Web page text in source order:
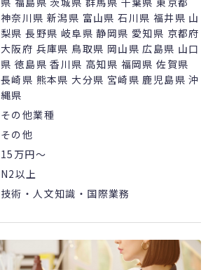
神奈川県 新潟県 富山県 石川県 福井県 山
梨県 長野県 岐阜県 静岡県 愛知県 京都府
大阪府 兵庫県 鳥取県 岡山県 広島県 山口
県 徳島県 香川県 高知県 福岡県 佐賀県
長崎県 熊本県 大分県 宮崎県 鹿児島県 沖
縄県
その他業種
その他
15万円〜
N2以上
技術・人文知識・国際業務